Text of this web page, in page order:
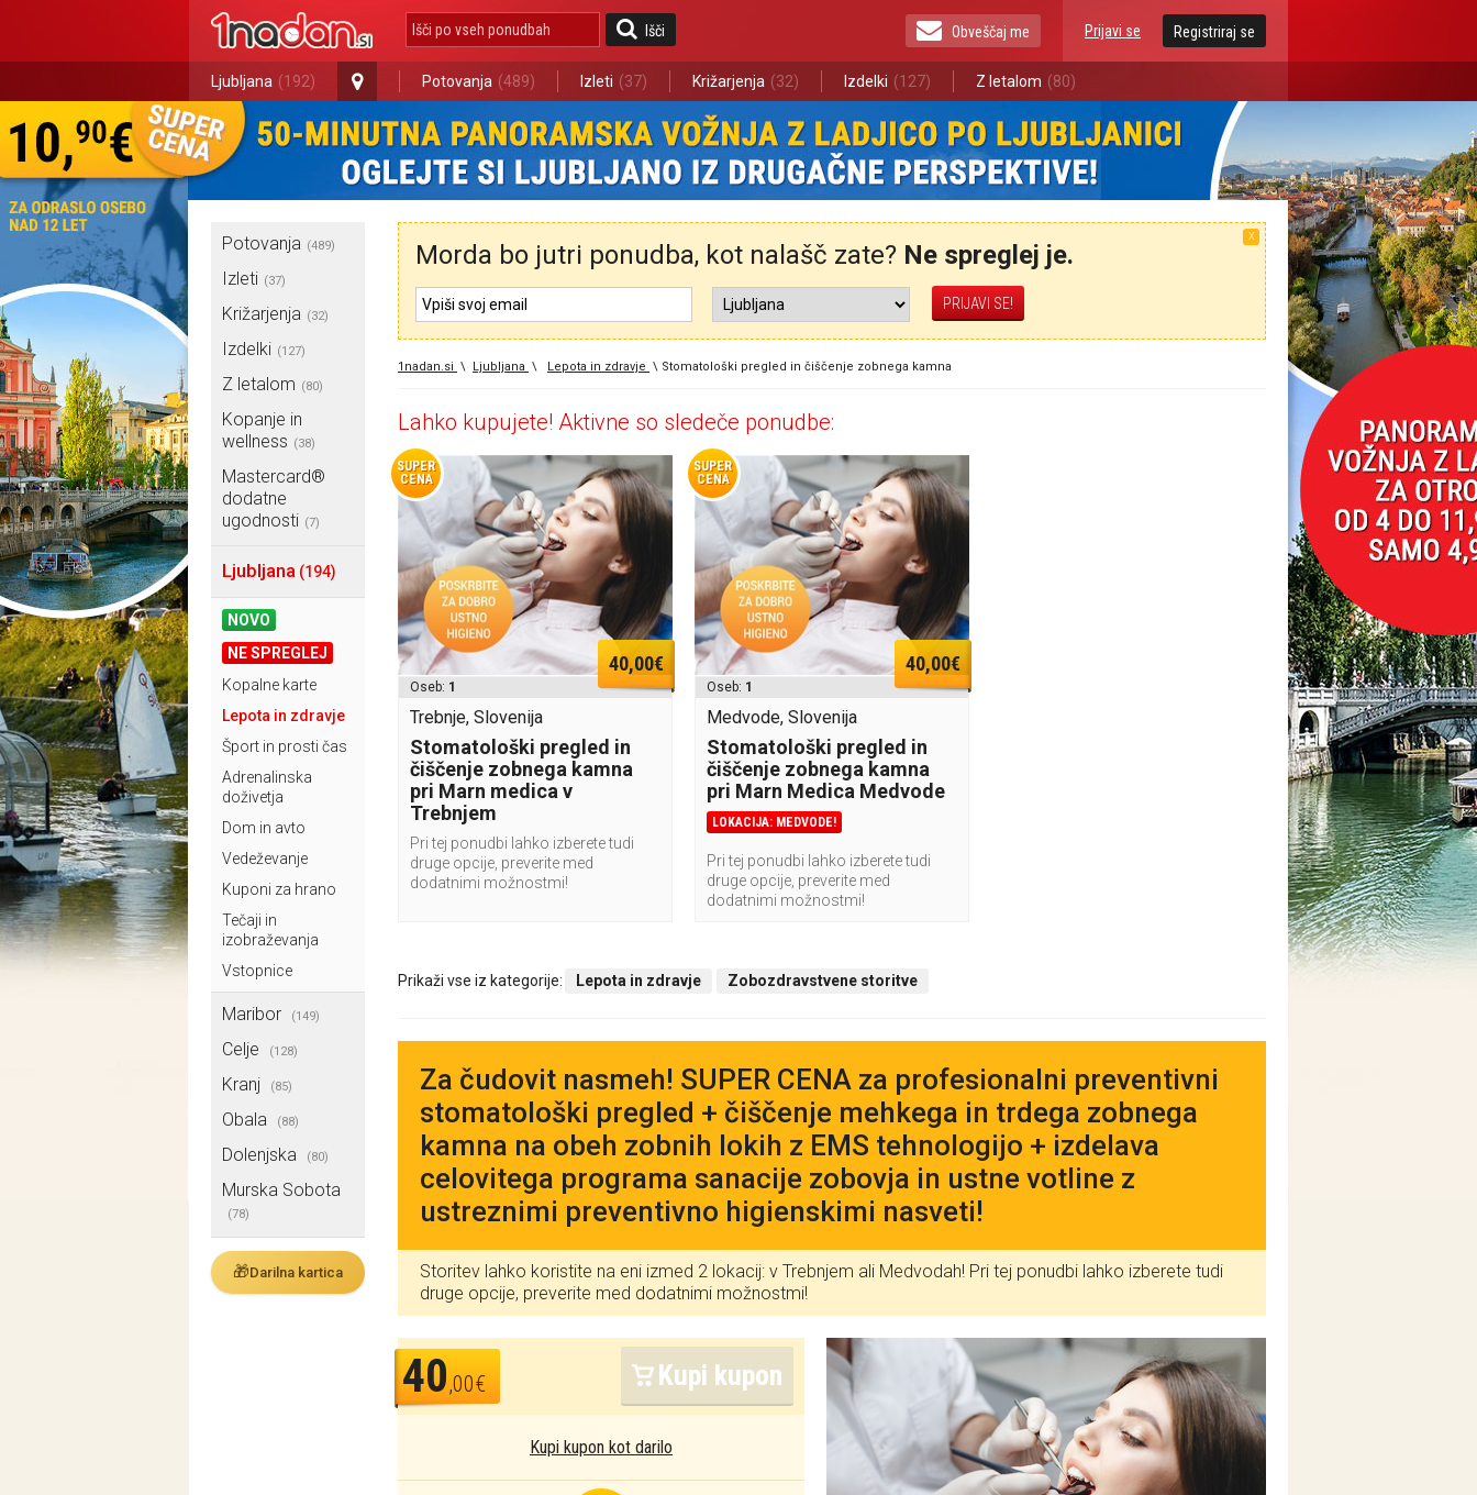
Išči Prijavi se Registriraj se
Obveščaj me
Ljubljana (192) Potovanja (489) Izleti (37) Križarjenja (32) Izdelki (127) Z letalom (80)
Potovanja (489)
Izleti (37)
Križarjenja (32)
Izdelki (127)
Z letalom (80)
Kopanje in
wellness (38)
Mastercard®
dodatne
ugodnosti (7)
Ljubljana (194)
NOVO
NE SPREGLEJ
Kopalne karte
Lepota in zdravje
Šport in prosti čas
Adrenalinska
doživetja
Dom in avto
Vedeževanje
Kuponi za hrano
Tečaji in
izobraževanja
Vstopnice
Maribor (149)
Celje (128)
Kranj (85)
Obala (88)
Dolenjska (80)
Murska Sobota
(78)
🎁Darilna kartica
X
Morda bo jutri ponudba, kot nalašč zate? Ne spreglej je.
1nadan.si \ Ljubljana \ Lepota in zdravje \ Stomatološki pregled in čiščenje zobnega kamna
Lahko kupujete! Aktivne so sledeče ponudbe:
SUPER
CENA
40,00€
Oseb: 1
Trebnje, Slovenija
Stomatološki pregled in
čiščenje zobnega kamna
pri Marn medica v
Trebnjem
Pri tej ponudbi lahko izberete tudi
druge opcije, preverite med
dodatnimi možnostmi!
SUPER
CENA
40,00€
Oseb: 1
Medvode, Slovenija
Stomatološki pregled in
čiščenje zobnega kamna
pri Marn Medica Medvode
LOKACIJA: MEDVODE!
Pri tej ponudbi lahko izberete tudi
druge opcije, preverite med
dodatnimi možnostmi!
Prikaži vse iz kategorije: Lepota in zdravje Zobozdravstvene storitve
Za čudovit nasmeh! SUPER CENA za profesionalni preventivni
stomatološki pregled + čiščenje mehkega in trdega zobnega
kamna na obeh zobnih lokih z EMS tehnologijo + izdelava
celovitega programa sanacije zobovja in ustne votline z
ustreznimi preventivno higienskimi nasveti!
Storitev lahko koristite na eni izmed 2 lokacij: v Trebnjem ali Medvodah! Pri tej ponudbi lahko izberete tudi
druge opcije, preverite med dodatnimi možnostmi!
40,00€ Kupi kupon
Kupi kupon kot darilo